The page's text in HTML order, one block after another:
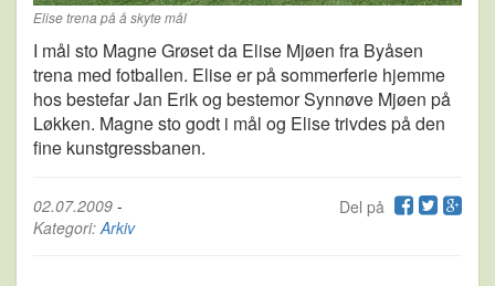
Elise trena på å skyte mål
I mål sto Magne Grøset da Elise Mjøen fra Byåsen
trena med fotballen. Elise er på sommerferie hjemme
hos bestefar Jan Erik og bestemor Synnøve Mjøen på
Løkken. Magne sto godt i mål og Elise trivdes på den
fine kunstgressbanen.
Del på
02.07.2009 -
Kategori: Arkiv